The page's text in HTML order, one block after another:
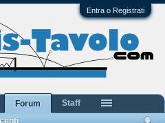
Entra o Registrati
Forum
Staff